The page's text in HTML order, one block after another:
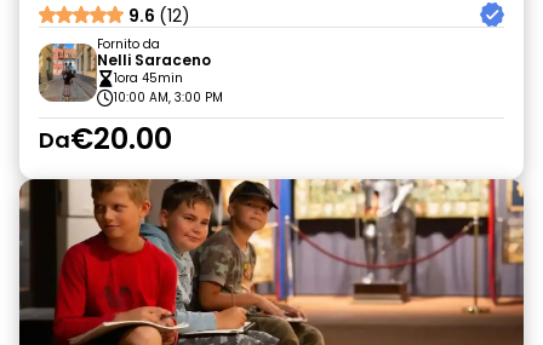
9.6 (12)
Fornito da
Nelli Saraceno
1ora 45min
10:00 AM, 3:00 PM
Da€20.00